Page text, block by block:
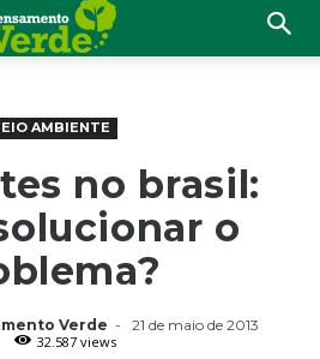
AMBIENTE
no brasil:
o
Verde -
21 de maio de 2013
32.587 views